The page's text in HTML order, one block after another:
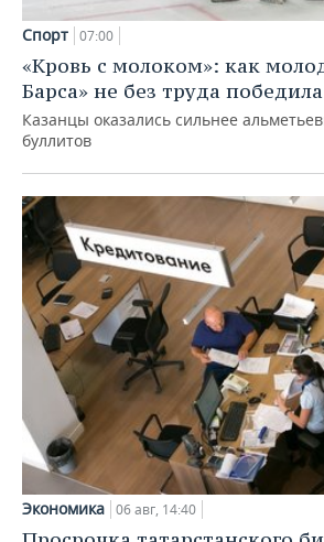
Спорт 07:00
«Кровь с молоком»: как
Барса» не без труда
Казанцы оказались сильнее
буллитов
Экономика 06 авг, 14:40